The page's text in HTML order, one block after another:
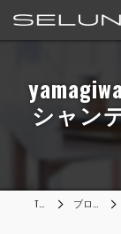
シャン
TOP ブログ